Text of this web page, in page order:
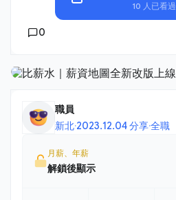
10 人已看過
0
職員
新北·2023.12.04 分享·全職
月薪、年薪
解鎖後顯示